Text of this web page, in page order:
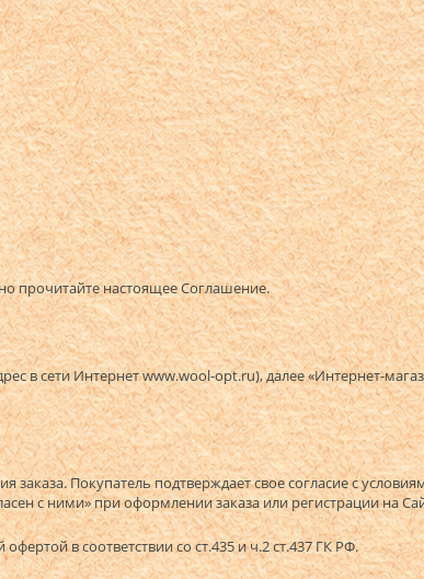
прочитайте настоящее Соглашение.
сети Интернет www.wool-opt.ru), далее «Интернет-
Покупатель подтверждает свое согласие с
с ними» при оформлении заказа или регистрации на
в соответствии со ст.435 и ч.2 ст.437 ГК РФ.